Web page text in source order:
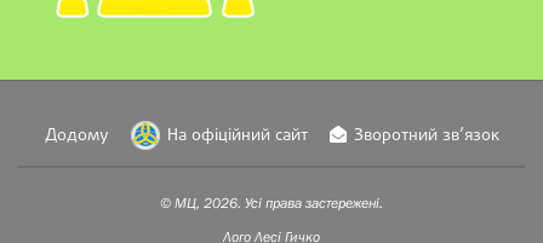
Додому На офіційний сайт Зворотний зв’язок
© МЦ, 2026. Усі права застережені.
Лого Лесі Гичко